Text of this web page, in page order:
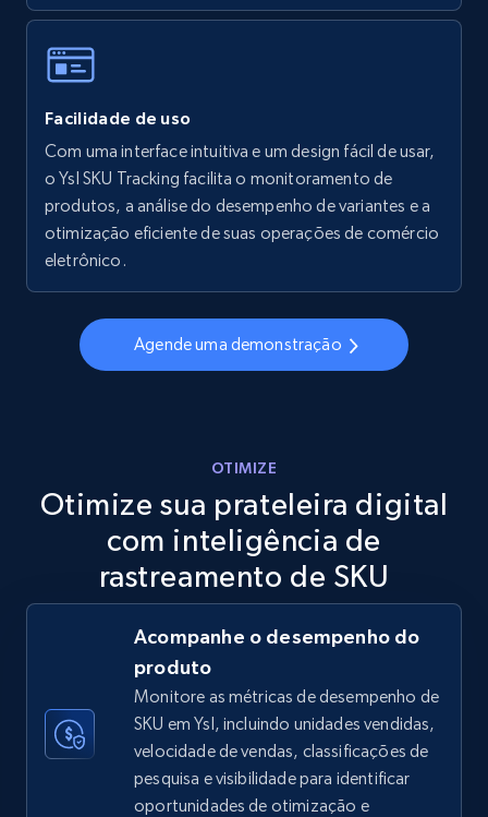
5.6K+ 875+ Comece agora
Walmart - products - Collects products by
specific keywords
URL, Final price, Sku, Currency, Gtin,
Specifications, Image urls, Top reviews, and
more.
5.6K+ 875+ Comece agora
URL, Final price, Sku, Currency, Gtin,
more.
Comece agora
TikTok Shop
URL, Title, Available, Description, Currency, Initial
price, Final price, Discount percent, and more.
667+ Comece agora
Facilidade de uso
Com uma interface intuitiva e um design fácil de usar,
o Ysl SKU Tracking facilita o monitoramento de
produtos, a análise do desempenho de variantes e a
otimização eficiente de suas operações de comércio
eletrônico.
Agende uma demonstração
OTIMIZE
Otimize sua prateleira digital
com inteligência de
rastreamento de SKU
Acompanhe o desempenho do
produto
Monitore as métricas de desempenho de
SKU em Ysl, incluindo unidades vendidas,
velocidade de vendas, classificações de
pesquisa e visibilidade para identificar
oportunidades de otimização e